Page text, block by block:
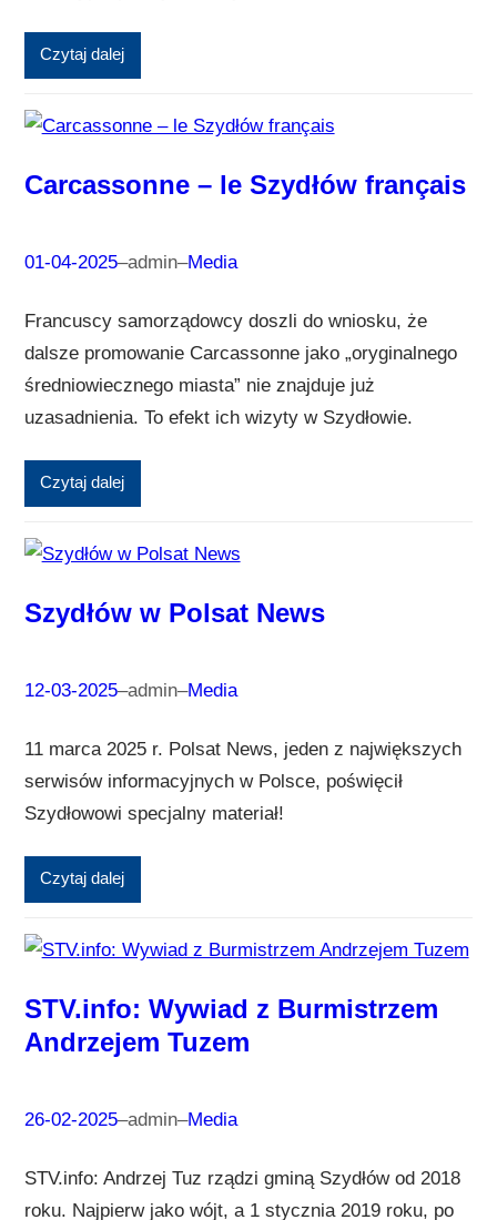
Czytaj dalej
Carcassonne – le Szydłów français
01-04-2025–admin–Media
Francuscy samorządowcy doszli do wniosku, że
dalsze promowanie Carcassonne jako „oryginalnego
średniowiecznego miasta” nie znajduje już
uzasadnienia. To efekt ich wizyty w Szydłowie.
Czytaj dalej
Szydłów w Polsat News
12-03-2025–admin–Media
11 marca 2025 r. Polsat News, jeden z największych
serwisów informacyjnych w Polsce, poświęcił
Szydłowowi specjalny materiał!
Czytaj dalej
STV.info: Wywiad z Burmistrzem
Andrzejem Tuzem
26-02-2025–admin–Media
STV.info: Andrzej Tuz rządzi gminą Szydłów od 2018
roku. Najpierw jako wójt, a 1 stycznia 2019 roku, po